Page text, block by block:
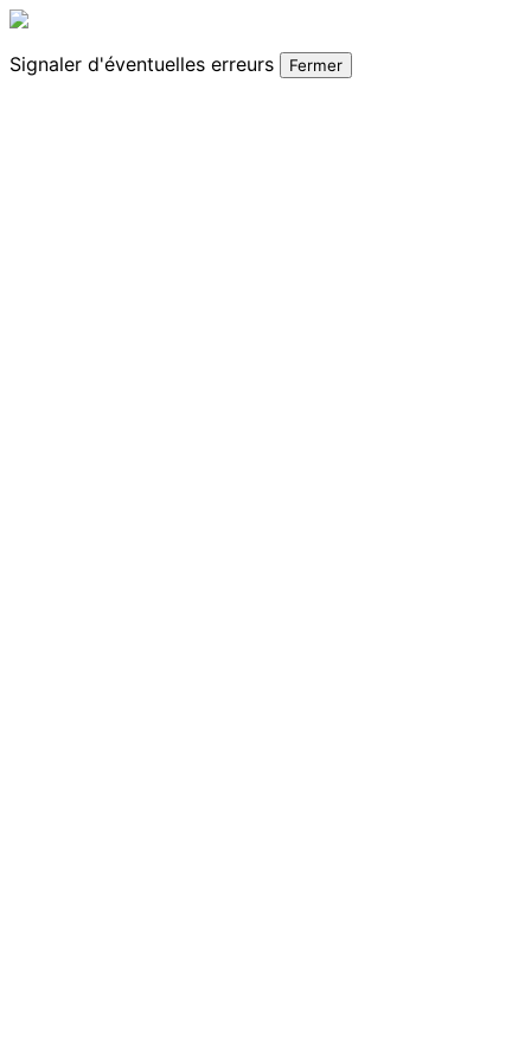
Signaler d'éventuelles erreurs Fermer